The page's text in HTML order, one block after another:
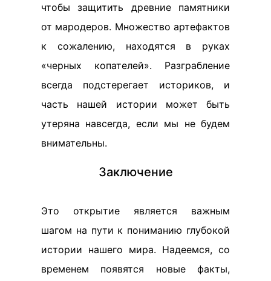
чтобы защитить древние памятники
от мародеров. Множество артефактов
к сожалению, находятся в руках
«черных копателей». Разграбление
всегда подстерегает историков, и
часть нашей истории может быть
утеряна навсегда, если мы не будем
внимательны.
Заключение
Это открытие является важным
шагом на пути к пониманию глубокой
истории нашего мира. Надеемся, со
временем появятся новые факты,